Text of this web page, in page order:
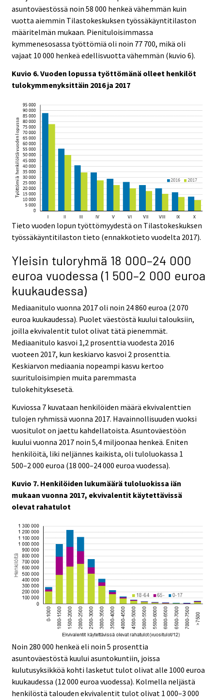
asuntoväestössä noin 58 000 henkeä vähemmän kuin
vuotta aiemmin Tilastokeskuksen työssäkäyntitilaston
määritelmän mukaan. Pienituloisimmassa
kymmenesosassa työttömiä oli noin 77 700, mikä oli
vajaat 10 000 henkeä edellisvuotta vähemmän (kuvio 6).
Kuvio 6. Vuoden lopussa työttömänä olleet henkilöt
tulokymmenyksittäin 2016 ja 2017
Tieto vuoden lopun työttömyydestä on Tilastokeskuksen
työssäkäyntitilaston tieto (ennakkotieto vuodelta 2017).
Yleisin tuloryhmä 18 000–24 000
euroa vuodessa (1 500–2 000 euroa
kuukaudessa)
Mediaanitulo vuonna 2017 oli noin 24 860 euroa (2 070
euroa kuukaudessa). Puolet väestöstä kuului talouksiin,
joilla ekvivalentit tulot olivat tätä pienemmät.
Mediaanitulo kasvoi 1,2 prosenttia vuodesta 2016
vuoteen 2017, kun keskiarvo kasvoi 2 prosenttia.
Keskiarvon mediaania nopeampi kasvu kertoo
suurituloisimpien muita paremmasta
tulokehityksesetä.
Kuviossa 7 kuvataan henkilöiden määrä ekvivalenttien
tulojen ryhmissä vuonna 2017. Havainnollisuuden vuoksi
vuositulot on jaettu kahdellatoista. Asuntoväestöön
kuului vuonna 2017 noin 5,4 miljoonaa henkeä. Eniten
henkilöitä, liki neljännes kaikista, oli tuloluokassa 1
500–2 000 euroa (18 000–24 000 euroa vuodessa).
Kuvio 7. Henkilöiden lukumäärä tuloluokissa iän
mukaan vuonna 2017, ekvivalentit käytettävissä
olevat rahatulot
Noin 280 000 henkeä eli noin 5 prosenttia
asuntoväestöstä kuului asuntokuntiin, joissa
kulutusyksikköä kohti lasketut tulot olivat alle 1000 euroa
kuukaudessa (12 000 euroa vuodessa). Kolmella neljästä
henkilöstä talouden ekvivalentit tulot olivat 1 000–3 000